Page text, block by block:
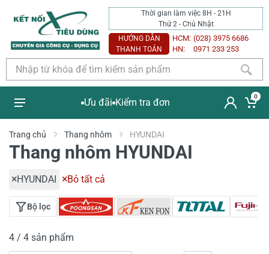
Thời gian làm việc 8H - 21H
Thứ 2 - Chủ Nhật
HƯỚNG DẪN
THANH TOÁN
HCM: (028) 3975 6686
HN:
0971 233 253
Ưu đãi Kiểm tra đơn
0
Trang chủ Thang nhôm HYUNDAI
Thang nhôm HYUNDAI
HYUNDAI Bỏ tất cả
Bộ lọc
4 / 4 sản phẩm